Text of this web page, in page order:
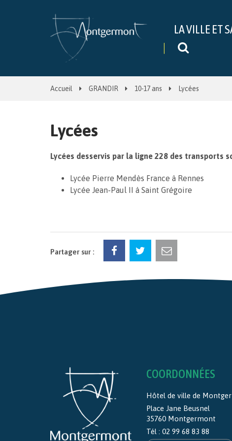
LA VILLE ET
Accueil GRANDIR 10-17 ans Lycées
Lycées
Lycées desservis par la ligne 228 des transports
Lycée Pierre Mendès France à Rennes
Lycée Jean-Paul II à Saint Grégoire
Partager sur :
COORDONNÉES
Hôtel de ville de
Place Jane Beusnel
35760 Montgermont
Tél : 02 99 68 83 88